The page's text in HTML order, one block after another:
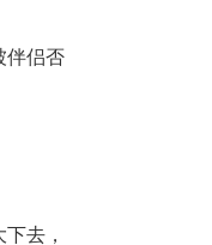
伴侣否
去，